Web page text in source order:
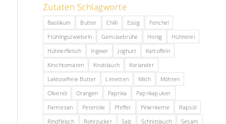
Zutaten Schlagworte
Basilikum Butter Chilli Essig
Fenchel
Frühlingszwiebeln
Gemüsebrühe Honig
Hühnerei
Hühnerfleisch
Ingwer Joghurt
Kartoffeln
Kirschtomaten
Knoblauch
Koriander
Laktosefreie Butter
Limetten Milch
Möhren
Olivenöl
Orangen Paprika
Paprikapulver
Parmesan
Petersilie Pfeffer Pinienkerne
Rapsöl
Rindfleisch
Rohrzucker Salz Schnittlauch Sesam